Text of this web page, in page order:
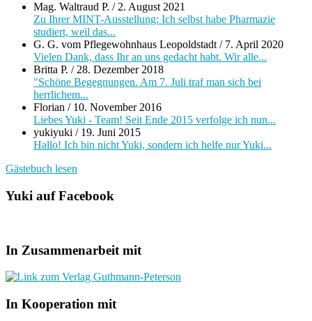
Mag. Waltraud P. /2. August 2021
Zu Ihrer MINT-Ausstellung: Ich selbst habe Pharmazie
studiert, weil das...
G. G. vom Pflegewohnhaus Leopoldstadt/ 7. April 2020
Vielen Dank, dass Ihr an uns gedacht habt. Wir alle...
Britta P. /28. Dezember 2018
"Schöne Begegnungen. Am 7. Juli traf man sich bei
herrlichem...
Florian / 10. November 2016
Liebes Yuki - Team! Seit Ende 2015 verfolge ich nun...
yukiyuki / 19. Juni 2015
Hallo! Ich bin nicht Yuki, sondern ich helfe nur Yuki...
Gästebuch lesen
Yuki auf Facebook
In Zusammenarbeit mit
In Kooperation mit